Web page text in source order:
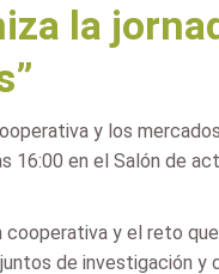
la
y los
en el Salón de
y el reto
de investigación y